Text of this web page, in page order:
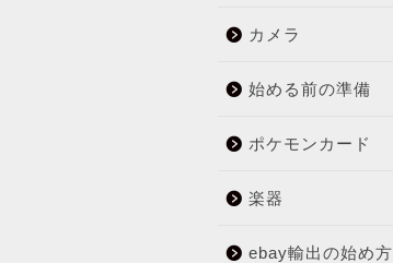
カメラ
始める前の準備
ポケモンカード
楽器
ebay輸出の始め方